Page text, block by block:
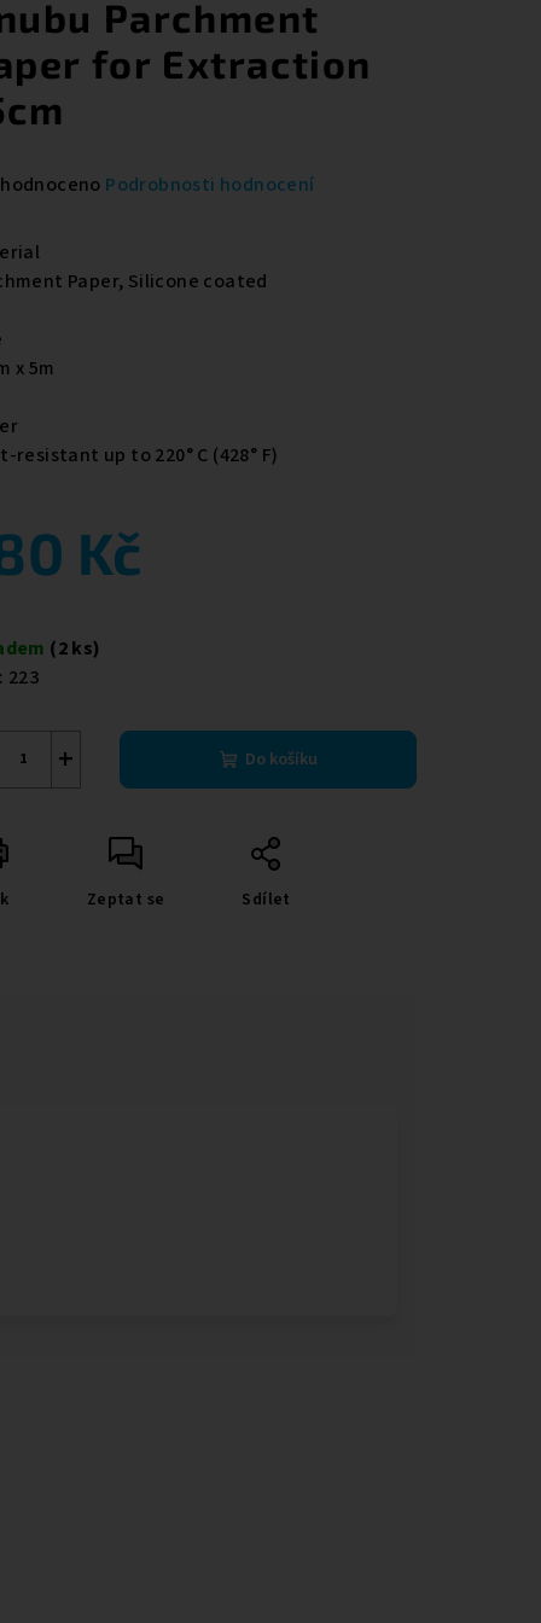
Parchment
for Extraction
Podrobnosti hodnocení
Paper, Silicone coated
x 5m
resistant up to 220° C (428° F)
Kč
(2 ks)
223
+ Do košíku
Zeptat se Sdílet